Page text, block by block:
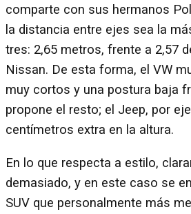
comparte con sus hermanos
la distancia entre ejes sea la
tres: 2,65 metros, frente a 2,57
Nissan. De esta forma, el VW
muy cortos y una postura baja
propone el resto; el Jeep, por
centímetros extra en la altura.
En lo que respecta a estilo,
demasiado, y en este caso se
SUV que personalmente más